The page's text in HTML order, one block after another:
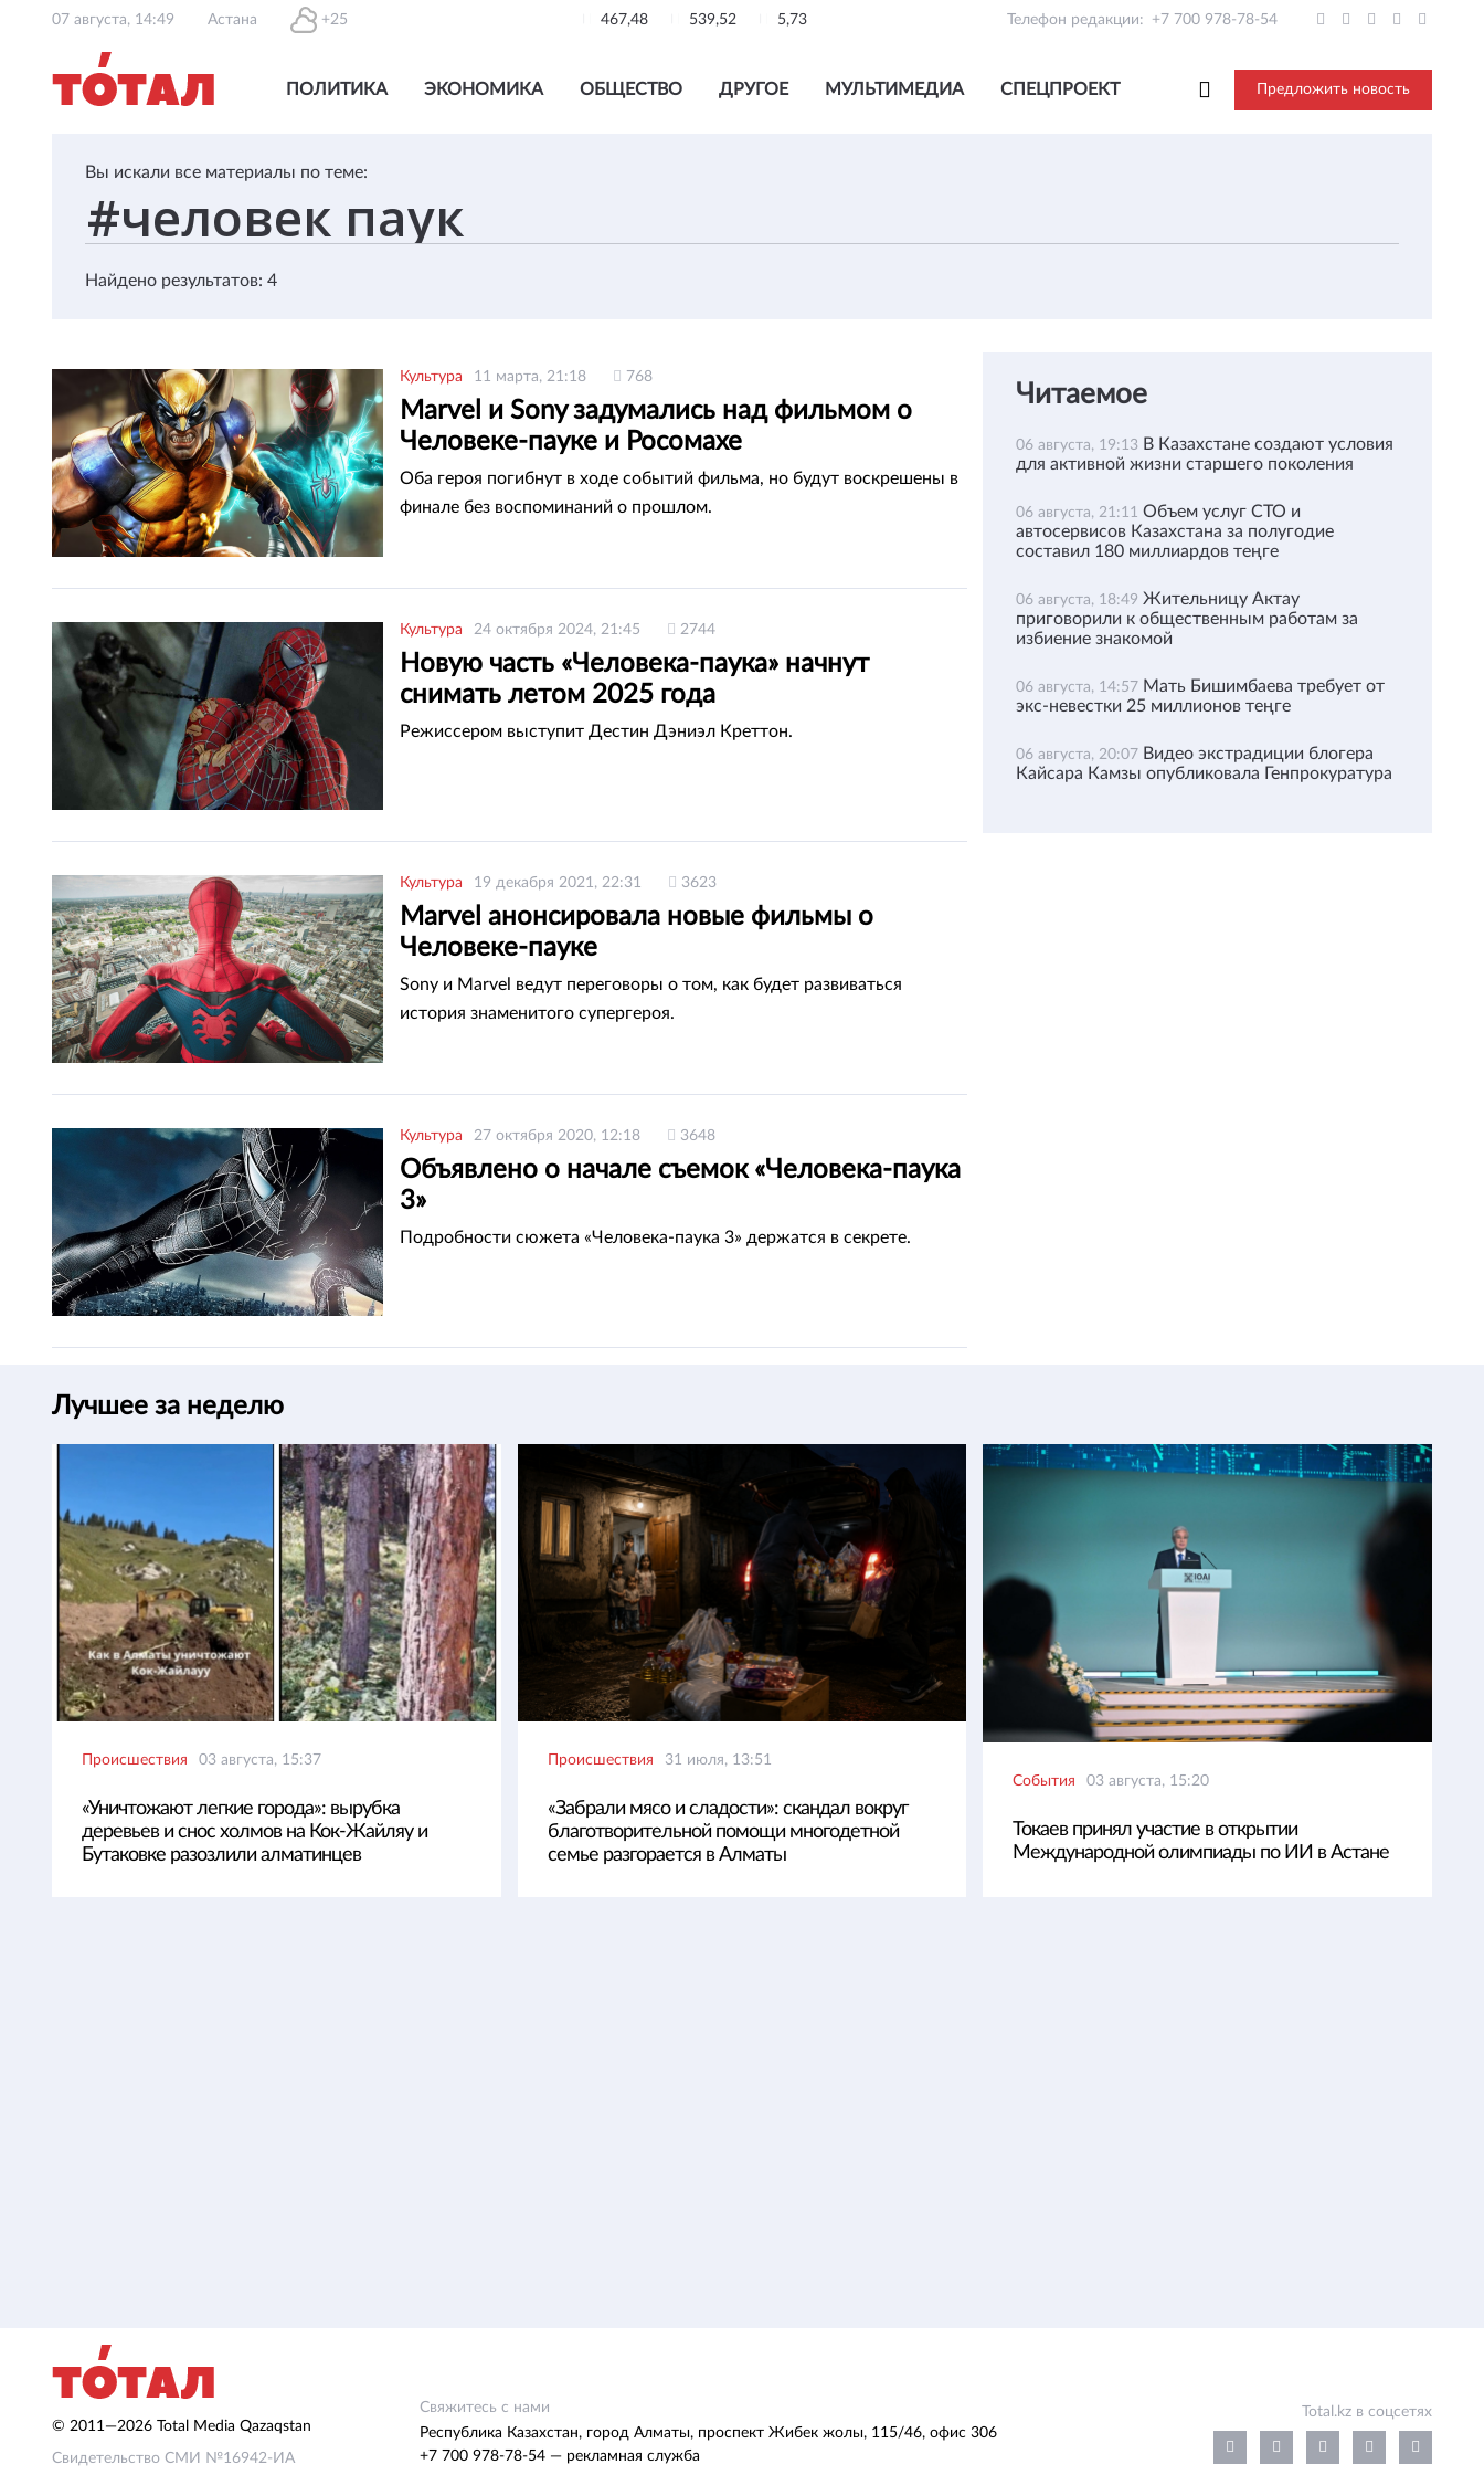
07 августа, 14:49 Астана +25 467,48 539,52 5,73 Телефон редакции: +7 700 978-78-54
ПОЛИТИКА ЭКОНОМИКА ОБЩЕСТВО ДРУГОЕ МУЛЬТИМЕДИА СПЕЦПРОЕКТ Предложить новость
Вы искали все материалы по теме:
Найдено результатов: 4
Культура 11 марта, 21:18 768
Marvel и Sony задумались над фильмом о
Человеке-пауке и Росомахе
Оба героя погибнут в ходе событий фильма, но будут воскрешены в
финале без воспоминаний о прошлом.
Культура 24 октября 2024, 21:45 2744
Новую часть «Человека-паука» начнут
снимать летом 2025 года
Режиссером выступит Дестин Дэниэл Креттон.
Культура 19 декабря 2021, 22:31 3623
Marvel анонсировала новые фильмы о
Человеке-пауке
Sony и Marvel ведут переговоры о том, как будет развиваться
история знаменитого супергероя.
Культура 27 октября 2020, 12:18 3648
Объявлено о начале съемок «Человека-паука
3»
Подробности сюжета «Человека-паука 3» держатся в секрете.
Читаемое
06 августа, 19:13 В Казахстане создают условия
для активной жизни старшего поколения
06 августа, 21:11 Объем услуг СТО и
автосервисов Казахстана за полугодие
составил 180 миллиардов теңге
06 августа, 18:49 Жительницу Актау
приговорили к общественным работам за
избиение знакомой
06 августа, 14:57 Мать Бишимбаева требует от
экс-невестки 25 миллионов теңге
06 августа, 20:07 Видео экстрадиции блогера
Кайсара Камзы опубликовала Генпрокуратура
Лучшее за неделю
Происшествия 03 августа, 15:37
«Уничтожают легкие города»: вырубка
деревьев и снос холмов на Кок-Жайляу и
Бутаковке разозлили алматинцев
Происшествия 31 июля, 13:51
«Забрали мясо и сладости»: скандал вокруг
благотворительной помощи многодетной
семье разгорается в Алматы
События 03 августа, 15:20
Токаев принял участие в открытии
Международной олимпиады по ИИ в Астане
© 2011—2026 Total Media Qazaqstan
Свидетельство СМИ №16942-ИА
Свяжитесь с нами
Республика Казахстан, город Алматы, проспект Жибек жолы, 115/46, офис 306
+7 700 978-78-54 — рекламная служба
Total.kz в соцсетях